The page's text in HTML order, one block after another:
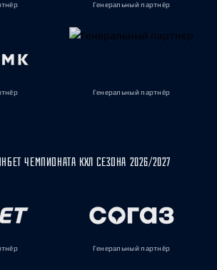
Генеральный партнёр
Генеральный партнёр
ЧЕМПИОНАТА КХЛ СЕЗОНА 2026/2027
Генеральный партнёр